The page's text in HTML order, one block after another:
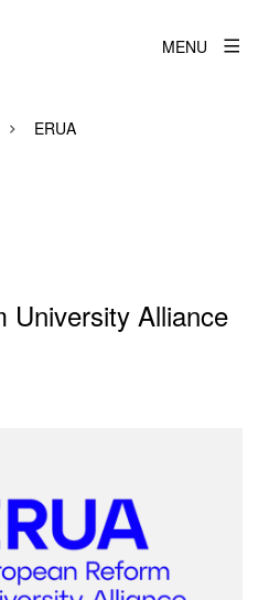
MENU
ERUA
University Alliance